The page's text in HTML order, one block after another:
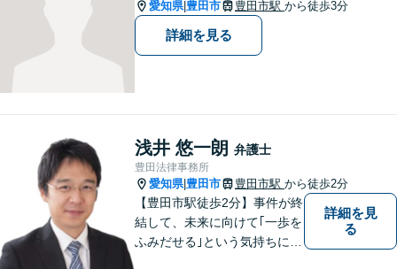
愛知県| 豊田市 豊田市駅 から徒歩3分
詳細を見る
浅井 悠一朗 弁護士
豊田法律事務所
愛知県| 豊田市 豊田市駅 から徒歩2分
【豊田市駅徒歩2分】事件が終
結して、未来に向けて｢一歩を
ふみだせる｣という気持ちに向
詳細を見
る